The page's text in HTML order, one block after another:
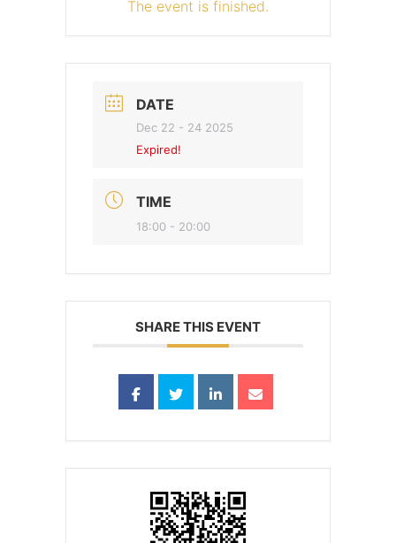
The event is finished.
DATE
Dec 22 - 24 2025
Expired!
TIME
18:00 - 20:00
SHARE THIS EVENT